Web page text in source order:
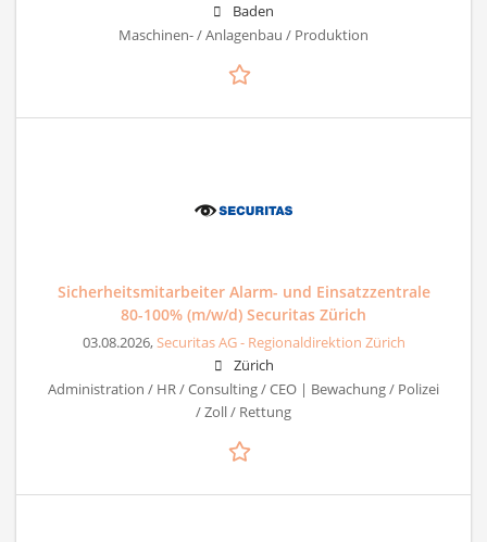
Baden
Maschinen- / Anlagenbau / Produktion
Sicherheitsmitarbeiter Alarm- und Einsatzzentrale
80-100% (m/w/d) Securitas Zürich
03.08.2026,Securitas AG - Regionaldirektion Zürich
Zürich
Administration / HR / Consulting / CEO | Bewachung / Polizei
/ Zoll / Rettung